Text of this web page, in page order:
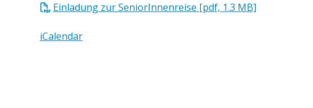
Einladung zur SeniorInnenreise [pdf, 1.3 MB]
iCalendar